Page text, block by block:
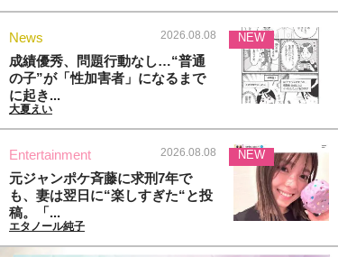
News 2026.08.08
成績優秀、問題行動なし…“普通
の子”が「性加害者」になるまで
に起き...
大夏えい
NEW
Entertainment 2026.08.08
元ジャンポケ斉藤に求刑7年で
も、妻は翌日に“楽しすぎた“と投
稿。「...
エタノール純子
NEW